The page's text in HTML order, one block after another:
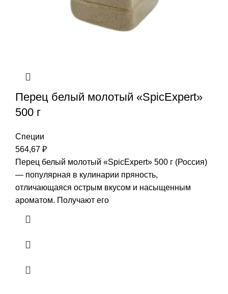
Перец белый молотый «SpicExpert»
500 г
Специи
564,67 ₽
Перец белый молотый «SpicExpert» 500 г (Россия)
— популярная в кулинарии пряность,
отличающаяся острым вкусом и насыщенным
ароматом. Получают его